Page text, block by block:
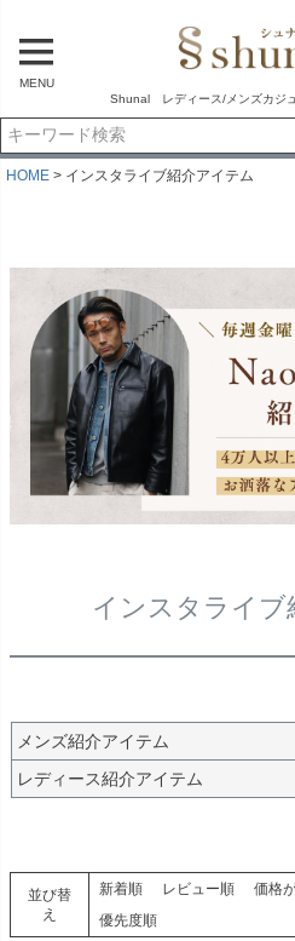
MENU
Shunal レディース/メンズカジ
HOME インスタライブ紹介アイテム
インスタライブ
メンズ紹介アイテム
レディース紹介アイテム
並び替
え
新着順 レビュー順 価格
優先度順